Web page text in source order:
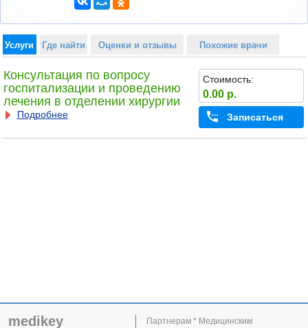
Услуги Где найти Оценки и отзывы Похожие врачи
Консультация по вопросу
госпитализации и проведению
лечения в отделении хирургии
Подробнее
Стоимость:
0.00 р.
Записаться
medikey
Партнерам * Медицинским